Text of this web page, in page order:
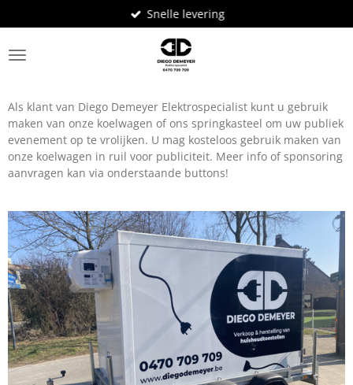
direct
naar
de
Snelle levering
Als klant van Diego Demeyer Elektrospecialist kunt u gebruik
maken van onze koelwagen of ons springkasteel om uw publiek
evenement op te vrolijken. U mag kosteloos gebruik maken van
onze koelwagen in ruil voor publiciteit. Meer info of sponsoring
aanvragen kan via onderstaande buttons!